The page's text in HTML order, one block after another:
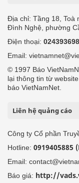
Địa chỉ: Tầng 18, Toà
Đình Nghệ, phường
Điện thoại:
Email:
© 1997 Báo
lại thông tin từ
báo VietNamNet.
Liên hệ quảng cáo
Công ty Cổ phần
Hotline: 0919405885
Email:
Báo giá: http://